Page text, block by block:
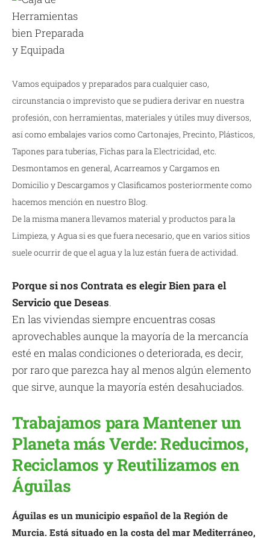
Vamos equipados y preparados para cualquier caso,
circunstancia o imprevisto que se pudiera derivar en nuestra
profesión, con herramientas, materiales y útiles muy diversos,
así como embalajes varios como Cartonajes, Precinto, Plásticos,
Tapones para tuberías, Fichas para la Electricidad, etc.
Desmontamos en general, Acarreamos y Cargamos en
Domicilio y Descargamos y Clasificamos posteriormente como
hacemos mención en nuestro Blog.
De la misma manera llevamos material y productos para la
Limpieza, y Agua si es que fuera necesario, que en varios sitios
suele ocurrir de que el agua y la luz están fuera de actividad.
Porque si nos Contrata es elegir Bien para el
Servicio que Deseas.
En las viviendas siempre encuentras cosas
aprovechables aunque la mayoría de la mercancía
esté en malas condiciones o deteriorada, es decir,
por raro que parezca hay al menos algún elemento
que sirve, aunque la mayoría estén desahuciados.
Trabajamos para Mantener un
Planeta más Verde: Reducimos,
Reciclamos y Reutilizamos en
Águilas
Águilas es un municipio español de la Región de
Murcia. Está situado en la costa del mar Mediterráneo,